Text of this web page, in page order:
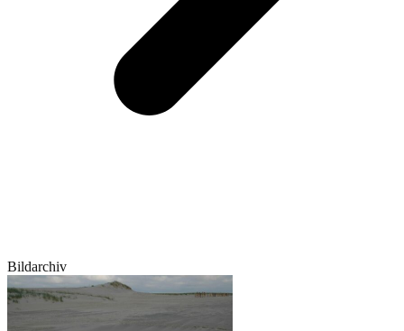
Bildarchiv